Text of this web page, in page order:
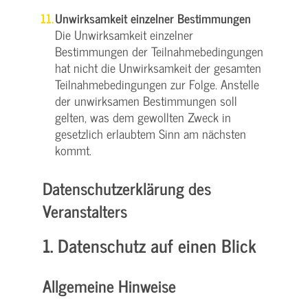
Unwirksamkeit einzelner Bestimmungen
Die Unwirksamkeit einzelner
Bestimmungen der Teilnahmebedingungen
hat nicht die Unwirksamkeit der gesamten
Teilnahmebedingungen zur Folge. Anstelle
der unwirksamen Bestimmungen soll
gelten, was dem gewollten Zweck in
gesetzlich erlaubtem Sinn am nächsten
kommt.
Datenschutzerklärung des
Veranstalters
1. Datenschutz auf einen Blick
Allgemeine Hinweise